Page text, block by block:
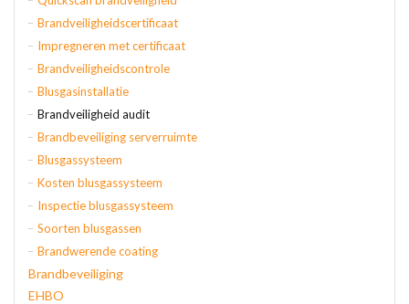
Brandveiligheidscertificaat
Impregneren met certificaat
Brandveiligheidscontrole
Blusgasinstallatie
Brandveiligheid audit
Brandbeveiliging serverruimte
Blusgassysteem
Kosten blusgassysteem
Inspectie blusgassysteem
Soorten blusgassen
Brandwerende coating
Brandbeveiliging
EHBO